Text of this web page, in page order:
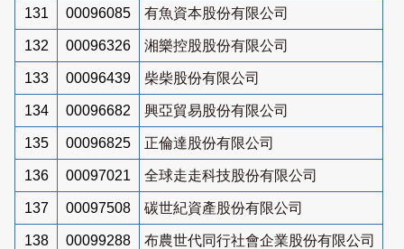
131 00096085 有魚資本股份有限公司
132 00096326 湘樂控股股份有限公司
133 00096439 柴柴股份有限公司
134 00096682 興亞貿易股份有限公司
135 00096825 正倫達股份有限公司
136 00097021 全球走走科技股份有限公司
137 00097508 碳世紀資產股份有限公司
138 00099288 布農世代同行社會企業股份有限公司